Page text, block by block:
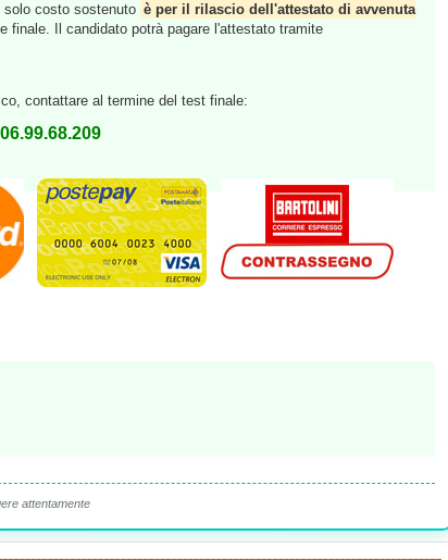
solo costo sostenuto è per il rilascio dell'attestato di avvenuta
finale. Il candidato potrà pagare l'attestato tramite
contattare al termine del test finale:
06.99.68.209
attentamente